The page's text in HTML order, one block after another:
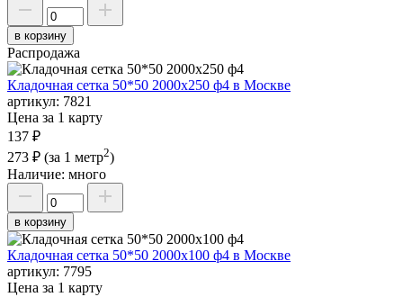
в корзину
Распродажа
Кладочная сетка 50*50 2000х250 ф4 в Москве
артикул: 7821
Цена за 1 карту
137 ₽
273 ₽ (за 1 метр2)
Наличие: много
в корзину
Кладочная сетка 50*50 2000х100 ф4 в Москве
артикул: 7795
Цена за 1 карту